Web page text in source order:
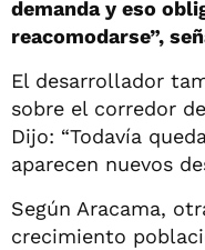
demanda y eso
reacomodarse”,
El desarrollador
sobre el corredor
Dijo: “Todavía
aparecen nuevos
Según Aracama,
crecimiento